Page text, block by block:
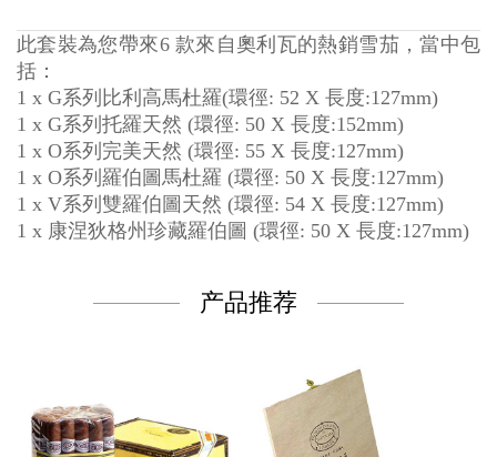
此套裝為您帶來6 款來自奧利瓦的熱銷雪茄，當中包
括：
1 x G系列比利高馬杜羅(環徑: 52 X 長度:127mm)
1 x G系列托羅天然 (環徑: 50 X 長度:152mm)
1 x O系列完美天然 (環徑: 55 X 長度:127mm)
1 x O系列羅伯圖馬杜羅 (環徑: 50 X 長度:127mm)
1 x V系列雙羅伯圖天然 (環徑: 54 X 長度:127mm)
1 x 康涅狄格州珍藏羅伯圖 (環徑: 50 X 長度:127mm)
产品推荐